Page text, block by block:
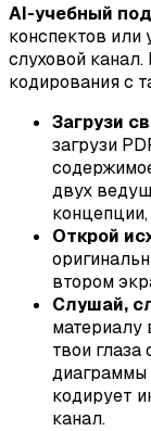
AI-учебный
конспектов или
слуховой
кодирования с
Загрузи
загрузи
двух
Открой
втором
Слушай,
материалу
твои
диаграммы
кодирует
канал.